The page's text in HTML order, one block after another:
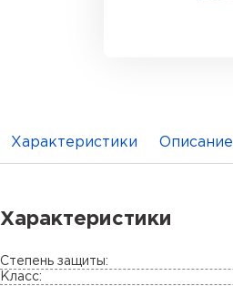
Характеристики Описание
Характеристики
Степень защиты:
Класс: